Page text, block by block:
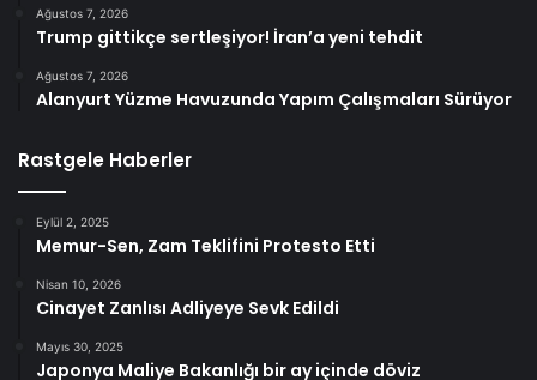
Ağustos 7, 2026
Trump gittikçe sertleşiyor! İran’a yeni tehdit
Ağustos 7, 2026
Alanyurt Yüzme Havuzunda Yapım Çalışmaları Sürüyor
Rastgele Haberler
Eylül 2, 2025
Memur-Sen, Zam Teklifini Protesto Etti
Nisan 10, 2026
Cinayet Zanlısı Adliyeye Sevk Edildi
Mayıs 30, 2025
Japonya Maliye Bakanlığı bir ay içinde döviz